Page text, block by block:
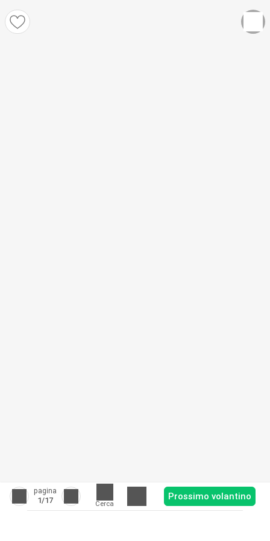
pagina
1/17 Cerca
Prossimo volantino